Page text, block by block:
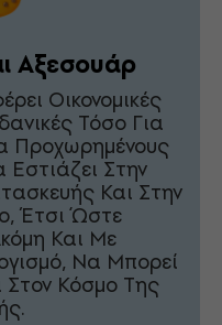
Αξεσουάρ
Οικονομικές
Τόσο Για
Προχωρημένους
Στην
Και Στην
Έτσι Ώστε
Και Με
Να Μπορεί
Στον Κόσμο Της